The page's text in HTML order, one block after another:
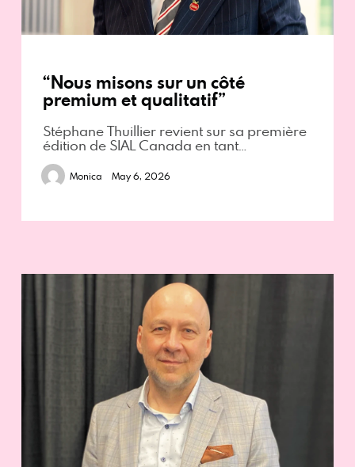
“Nous misons sur un côté
premium et qualitatif”
Stéphane Thuillier revient sur sa première
édition de SIAL Canada en tant…
Monica May 6, 2026
Designed by Cleverdis
Sial Canada Daily - media kit